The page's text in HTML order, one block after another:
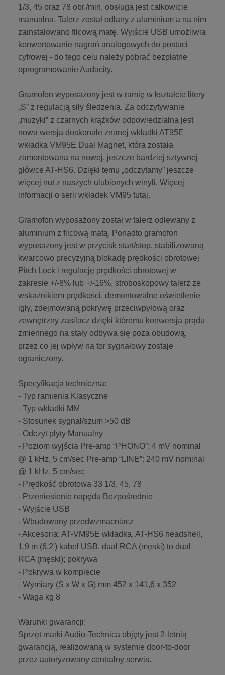
1/3, 45 oraz 78 obr./min, obsługa jest całkowicie
manualna. Talerz został odlany z aluminium a na nim
zainstalowano filcową matę. Wyjście USB umożliwia
konwertowanie nagrań analogowych do postaci
cyfrowej - do tego celu należy pobrać bezpłatne
oprogramowanie Audacity.
Gramofon wyposażony jest w ramię w kształcie litery
„S” z regulacją siły śledzenia. Za odczytywanie
„muzyki” z czarnych krążków odpowiedzialna jest
nowa wersja doskonale znanej wkładki AT95E
wkładka VM95E Dual Magnet, która została
zamontowana na nowej, jeszcze bardziej sztywnej
główce AT-HS6. Dzięki temu „odczytamy” jeszcze
więcej nut z naszych ulubionych winyli. Więcej
informacji o serii wkładek VM95 tutaj.
Gramofon wyposażony został w talerz odlewany z
aluminium z filcową matą. Ponadto gramofon
wyposażony jest w przycisk start/stop, stabilizowaną
kwarcowo precyzyjną blokadę prędkości obrotowej
Pitch Lock i regulację prędkości obrotowej w
zakresie +/-8% lub +/-16%, stroboskopowy talerz ze
wskaźnikiem prędkości, demontowalne oświetlenie
igły, zdejmowaną pokrywę przeciwpyłową oraz
zewnętrzny zasilacz dzięki któremu konwersja prądu
zmiennego na stały odbywa się poza obudową,
przez co jej wpływ na tor sygnałowy zostaje
ograniczony.
Specyfikacja techniczna:
- Typ ramienia Klasyczne
- Typ wkładki MM
- Stosunek sygnał/szum >50 dB
- Odczyt płyty Manualny
- Poziom wyjścia Pre-amp “PHONO”: 4 mV nominal
@ 1 kHz, 5 cm/sec Pre-amp “LINE”: 240 mV nominal
@ 1 kHz, 5 cm/sec
- Prędkość obrotowa 33 1/3, 45, 78
- Przeniesienie napędu Bezpośrednie
- Wyjście USB
- Wbudowany przedwzmacniacz
- Akcesoria: AT-VM95E wkładka, AT-HS6 headshell,
1.9 m (6.2') kabel USB, dual RCA (męski) to dual
RCA (męski); pokrywa
- Pokrywa w komplecie
- Wymiary (S x W x G) mm 452 x 141,6 x 352
- Waga kg 8
Warunki gwarancji:
Sprzęt marki Audio-Technica objęty jest 2-letnią
gwarancją, realizowaną w systemie door-to-door
przez autoryzowany centralny serwis.